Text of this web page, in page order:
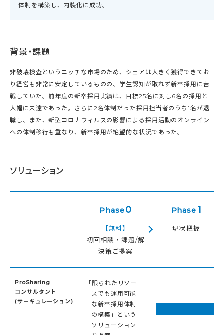
体制を構築し、内製化に成功。
背景・課題
非破壊検査というニッチな市場のため、シェアは大きく獲得できてお
り経営も非常に安定しているものの、学生認知が取れず新卒採用に苦
戦していた。前年度の新卒採用実績は、目標25名に対し6名の採用と
大幅に未達であった。さらに2名体制だった採用担当者のうち1名が退
職し、また、新型コロナウィルスの影響による採用活動のオンライン
への体制移行も重なり、新卒採用が絶望的な状況であった。
ソリューション
Phase0
【無料】
初回相談・課題/解
決策ご提案
Phase 1
現状把握
ProSharing
コンサルタント
(サーキュレーション)
「限られたリソー
スでも運用可能
な新卒採用体制
の構築」という
ソリューション